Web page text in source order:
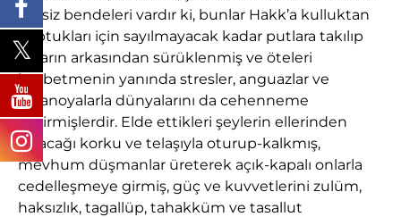
tali’siz bendeleri vardır ki, bunlar Hakk’a kulluktan
koptukları için sayılmayacak kadar putlara takılıp
onların arkasından sürüklenmiş ve öteleri
kaybetmenin yanında stresler, anguazlar ve
paranoyalarla dünyalarını da cehenneme
çevirmişlerdir. Elde ettikleri şeylerin ellerinden
çıkacağı korku ve telaşıyla oturup-kalkmış,
mevhum düşmanlar üreterek açık-kapalı onlarla
cedelleşmeye girmiş, güç ve kuvvetlerini zulüm,
haksızlık, tagallüp, tahakküm ve tasallut